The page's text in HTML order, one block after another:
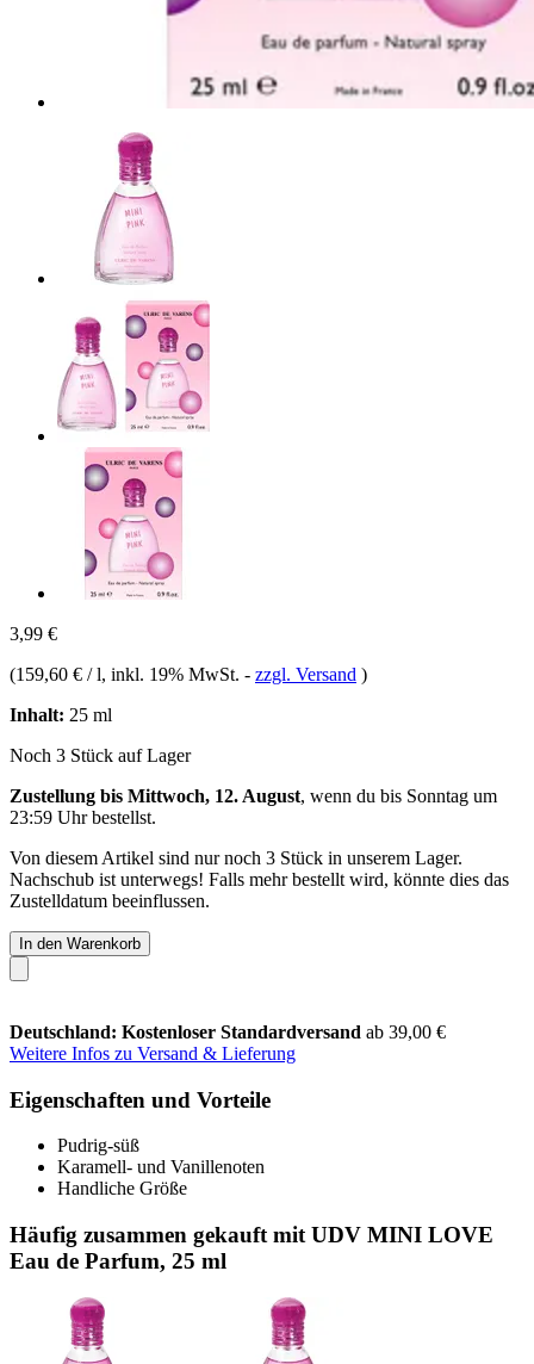
3,99 €
(159,60 € / l, inkl. 19% MwSt. - zzgl. Versand )
Inhalt: 25 ml
Noch 3 Stück auf Lager
Zustellung bis Mittwoch, 12. August, wenn du bis Sonntag um
23:59 Uhrbestellst.
Von diesem Artikel sind nur noch 3 Stück in unserem Lager.
Nachschub ist unterwegs! Falls mehr bestellt wird, könnte dies das
Zustelldatum beeinflussen.
In den Warenkorb
Deutschland: Kostenloser Standardversand ab 39,00 €
Weitere Infos zu Versand & Lieferung
Eigenschaften und Vorteile
Pudrig-süß
Karamell- und Vanillenoten
Handliche Größe
Häufig zusammen gekauft mit UDV MINI LOVE
Eau de Parfum, 25 ml